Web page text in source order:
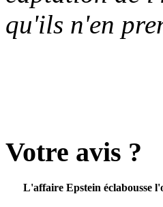
qu'ils n'en
Votre avis ?
L'affaire Epstein éclabousse